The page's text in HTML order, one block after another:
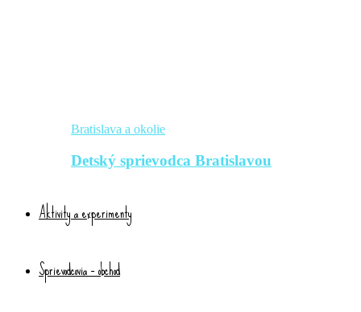
Bratislava a okolie
Detský sprievodca Bratislavou
Aktivity a experimenty
Sprievodcovia – obchod